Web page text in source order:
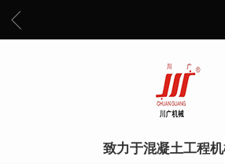
致力于混凝土工程